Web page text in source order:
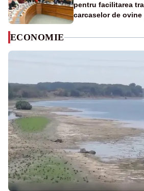
pentru facilitarea
carcaselor de
ECONOMIE